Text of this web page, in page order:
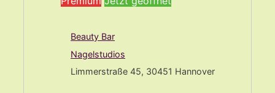
Beauty Bar
Nagelstudios
Limmerstraße 45, 30451 Hannover